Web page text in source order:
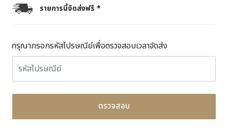
รายการนี้จัดส่งฟรี *
กรุณากรอกรหัสไปรษณีย์เพื่อตรวจสอบเวลาจัดส่ง
ตรวจสอบ